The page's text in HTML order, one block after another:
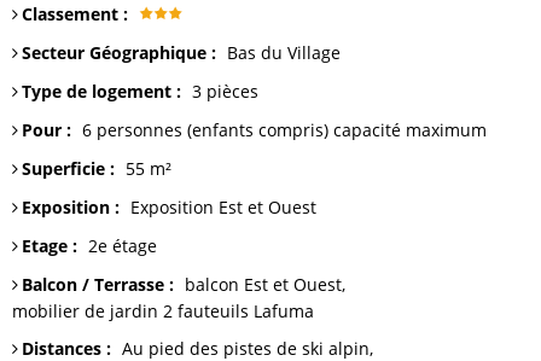
Classement :
Secteur Géographique : Bas du Village
Type de logement : 3 pièces
Pour : 6 personnes (enfants compris) capacité maximum
Superficie : 55 m²
Exposition : Exposition Est et Ouest
Etage : 2e étage
Balcon / Terrasse : balcon Est et Ouest
mobilier de jardin 2 fauteuils Lafuma
Distances : Au pied des pistes de ski alpin